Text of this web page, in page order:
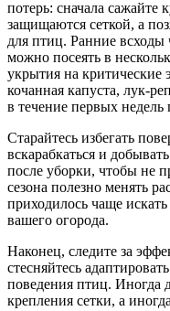
потерь: сначала сажайте
защищаются сеткой, а
для птиц. Ранние всходы
можно посеять в
укрытия на критические
кочанная капуста, лук-
в течение первых недель
Старайтесь избегать
вскарабкаться и
после уборки, чтобы не
сезона полезно менять
приходилось чаще
вашего огорода.
Наконец, следите за
стесняйтесь
поведения птиц. Иногда
крепления сетки, а